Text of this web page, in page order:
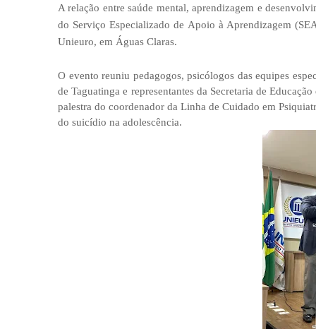
A relação entre saúde mental, aprendizagem e
do Serviço Especializado de Apoio à Aprendizagem
Unieuro, em Águas Claras.
O evento reuniu pedagogos, psicólogos das equipes
de Taguatinga e representantes da Secretaria de
palestra do coordenador da Linha de Cuidado em
do suicídio na adolescência.